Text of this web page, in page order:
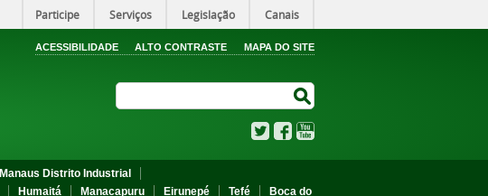
Participe Serviços Legislação Canais
ACESSIBILIDADE ALTO CONTRASTE MAPA DO SITE
TwitterFacebook
Manaus Distrito Industrial
Humaitá Manacapuru Eirunepé Tefé
Boca do